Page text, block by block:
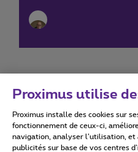
Conditions d'utilisation
Proximus utilise
Proximus installe des cookies sur
fonctionnement de ceux-ci,
navigation, analyser l’utilisation,
publicités sur base de vos centres